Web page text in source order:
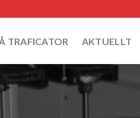
TRAFICATOR AKTUELLT